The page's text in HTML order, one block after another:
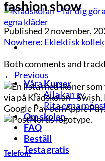
Våra Kurser
Alla kan sy
Rita egna
Om skolan
FAQ
Beställ
Testa gratis
fashion show
Published 2 november,
Nowhere: Eklektisk
Both comments and
← Previous
Telefon: